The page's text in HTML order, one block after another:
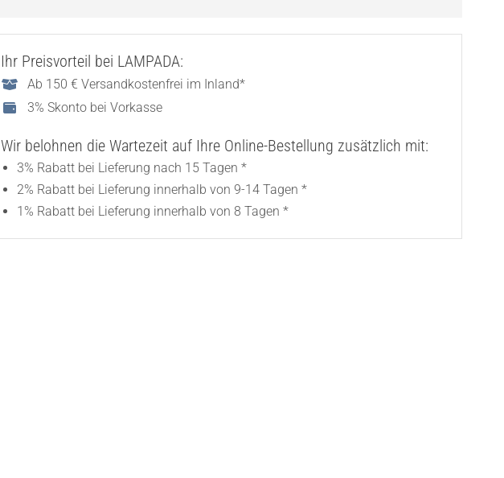
Ihr Preisvorteil bei LAMPADA:
Ab 150 € Versandkostenfrei im Inland*
3% Skonto bei Vorkasse
Wir belohnen die Wartezeit auf Ihre Online-Bestellung zusätzlich mit:
3% Rabatt bei Lieferung nach 15 Tagen *
2% Rabatt bei Lieferung innerhalb von 9-14 Tagen *
1% Rabatt bei Lieferung innerhalb von 8 Tagen *